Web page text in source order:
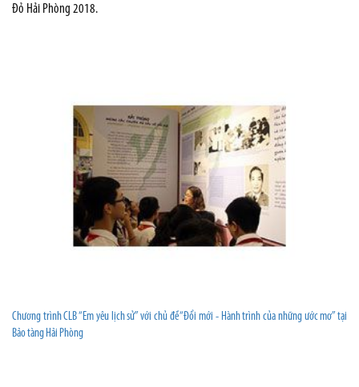
Đỏ Hải Phòng 2018.
Chương trình CLB “Em yêu lịch sử” với chủ đề “Đổi mới - Hành trình của những ước mơ” tại
Bảo tàng Hải Phòng